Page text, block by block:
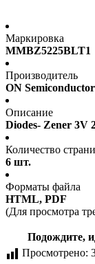
Маркировка
MMBZ5225BLT1
Производитель
ON Semiconductor
Описание
Diodes- Zener 3V
Количество
6 шт.
Форматы файла
HTML, PDF
(Для просмотра
Подождите,
Просмотрено: